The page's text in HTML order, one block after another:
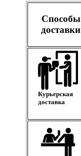
Способы
доставки
Курьерская
доставка